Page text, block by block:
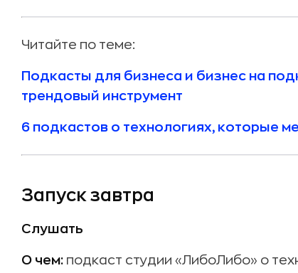
Читайте по теме:
Подкасты для бизнеса и бизнес на
трендовый инструмент
6 подкастов о технологиях, которые
Запуск завтра
Слушать
О чем: подкаст студии «ЛибоЛибо» о